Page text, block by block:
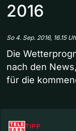
2016
So 4. Sep. 2016, 16.15
Die
nach den
für die
TIPP